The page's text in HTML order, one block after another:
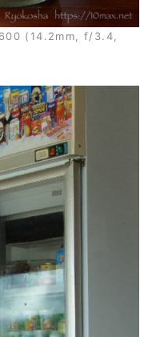
(14.2mm, f/3.4,